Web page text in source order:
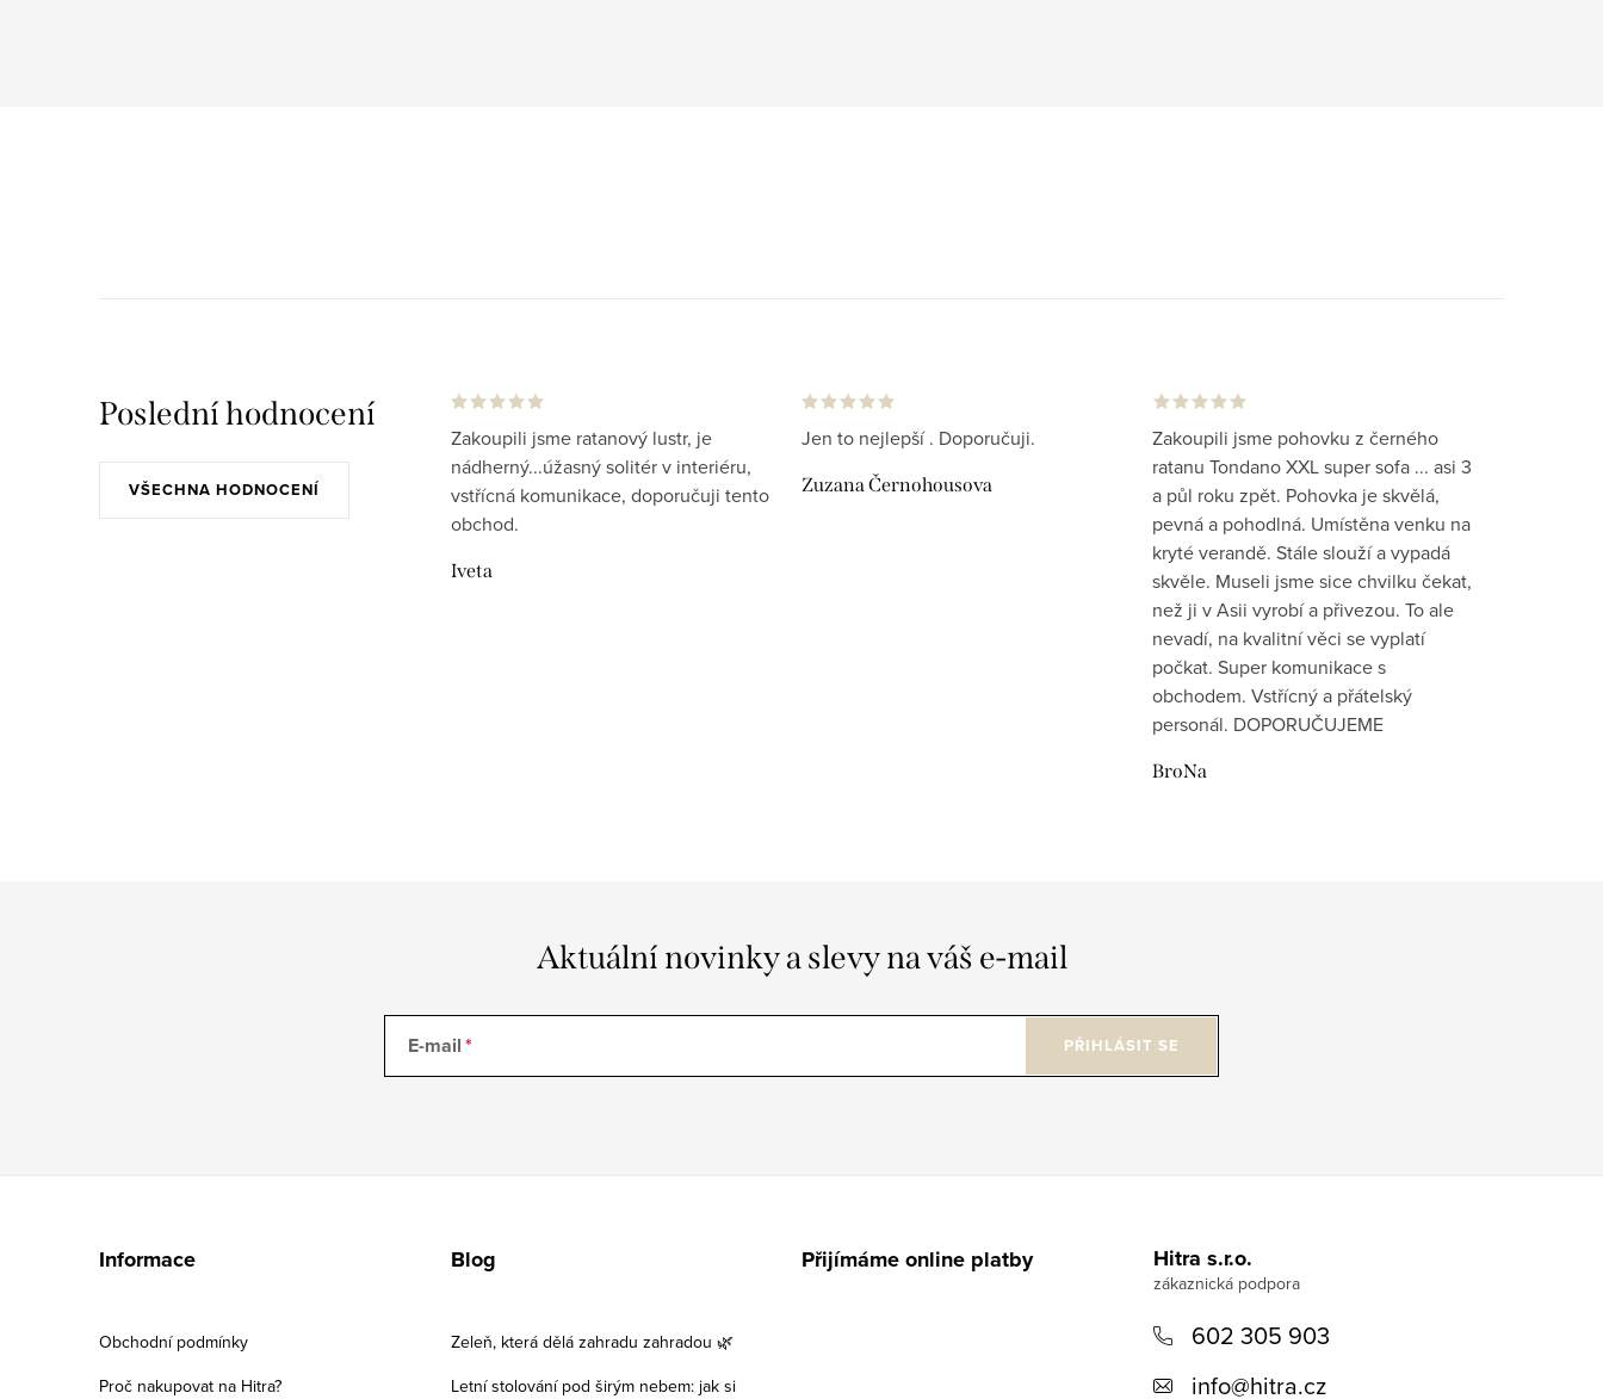
Poslední hodnocení
VŠECHNA HODNOCENÍ
Zakoupili jsme ratanový lustr, je
nádherný...úžasný solitér v interiéru,
vstřícná komunikace, doporučuji tento
obchod.
Iveta
Jen to nejlepší . Doporučuji.
Zuzana Černohousova
Zakoupili jsme pohovku z černého
ratanu Tondano XXL super sofa ... asi 3
a půl roku zpět. Pohovka je skvělá,
pevná a pohodlná. Umístěna venku na
kryté verandě. Stále slouží a vypadá
skvěle. Museli jsme sice chvilku čekat,
než ji v Asii vyrobí a přivezou. To ale
nevadí, na kvalitní věci se vyplatí
počkat. Super komunikace s
obchodem. Vstřícný a přátelský
personál. DOPORUČUJEME
BroNa
Aktuální novinky a slevy na váš e-mail
E-mail PŘIHLÁSIT SE
Informace
Obchodní podmínky
Proč nakupovat na Hitra?
Blog
Zeleň, která dělá zahradu zahradou 🌿
Letní stolování pod širým nebem: jak si
Přijímáme online platby Hitra s.r.o.
602 305 903
info@hitra.cz